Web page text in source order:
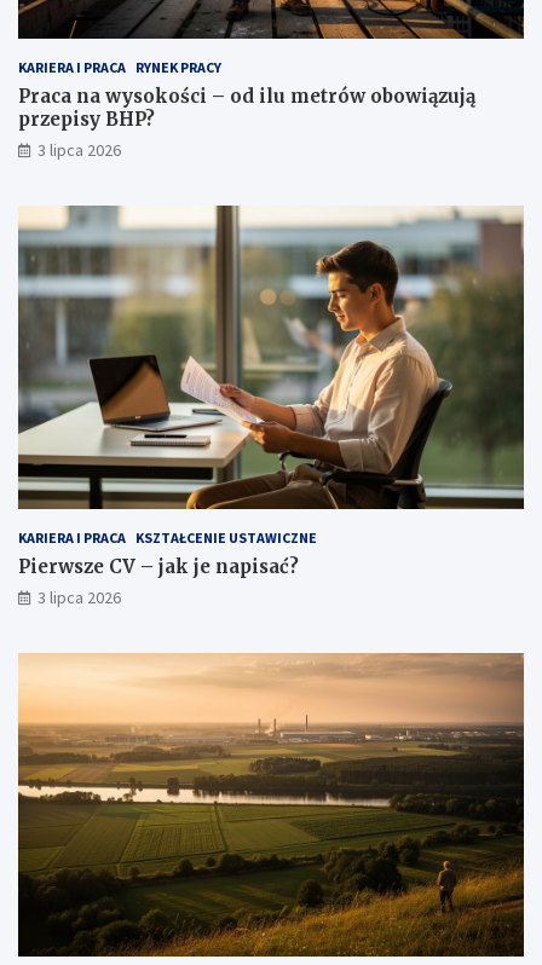
KARIERA I PRACA RYNEK PRACY
Praca na wysokości – od ilu metrów obowiązują
przepisy BHP?
3 lipca 2026
KARIERA I PRACA KSZTAŁCENIE USTAWICZNE
Pierwsze CV – jak je napisać?
3 lipca 2026